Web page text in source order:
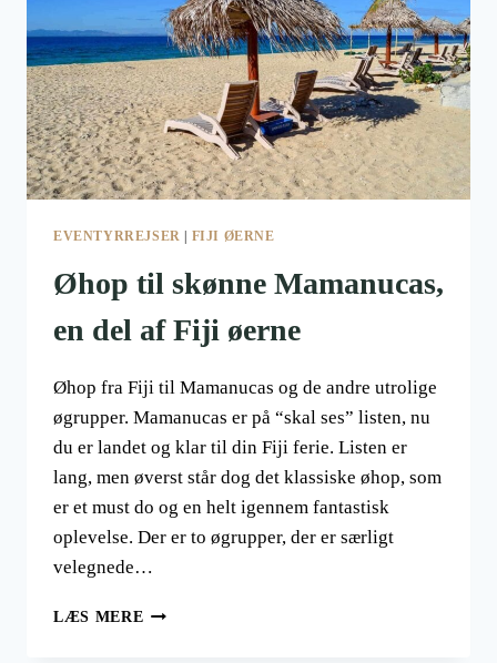
EVENTYRREJSER FIJI ØERNE
Øhop til skønne Mamanucas,
en del af Fiji øerne
Øhop fra Fiji til Mamanucas og de andre utrolige
øgrupper. Mamanucas er på “skal ses” listen, nu
du er landet og klar til din Fiji ferie. Listen er
lang, men øverst står dog det klassiske øhop, som
er et must do og en helt igennem fantastisk
oplevelse. Der er to øgrupper, der er særligt
velegnede…
LÆS MERE ØHOP